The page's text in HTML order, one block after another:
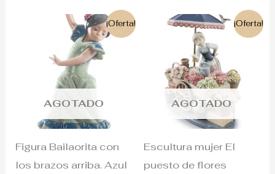
¡Oferta!
AGOTADO
Figura Bailaorita con
los brazos arriba. Azul
precio
original
era:
215€.
El
precio
actual
es:
180€.
¡Oferta!
AGOTADO
Escultura mujer El
puesto de flores
El
precio
original
era:
2.900€.
El
precio
actual
es:
2.600€.